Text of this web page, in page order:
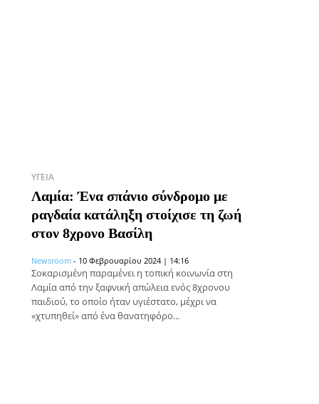
ΥΓΕΊΑ
Λαμία: Ένα σπάνιο σύνδρομο με
ραγδαία κατάληξη στοίχισε τη ζωή
στον 8χρονο Βασίλη
Newsroom - 10 Φεβρουαρίου 2024 | 14:16
Σοκαρισμένη παραμένει η τοπική κοινωνία στη
Λαμία από την ξαφνική απώλεια ενός 8χρονου
παιδιού, το οποίο ήταν υγιέστατο, μέχρι να
«χτυπηθεί» από ένα θανατηφόρο...